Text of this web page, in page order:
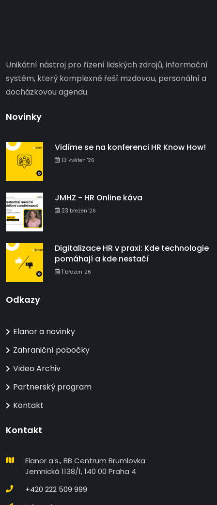
Unikátní nástroj pro řízení lidských zdrojů, informační
systém, který komplexně řeší mzdovou, personální a
docházkovou agendu.
Novinky
Vidíme se na konferenci HR Know How!
13 květen '26
JMHZ - HR Online káva
23 březen '26
Digitalizace HR v praxi: Kde technologie
pomáhají a kde nestačí
1 březen '26
Odkazy
Elanor a novinky
Zahraniční pobočky
Video Archiv
Partnerský program
Kontakt
Kontakt
Elanor a.s., BB Centrum Brumlovka
Jemnická 1138/1, 140 00 Praha 4
+420 222 509 999